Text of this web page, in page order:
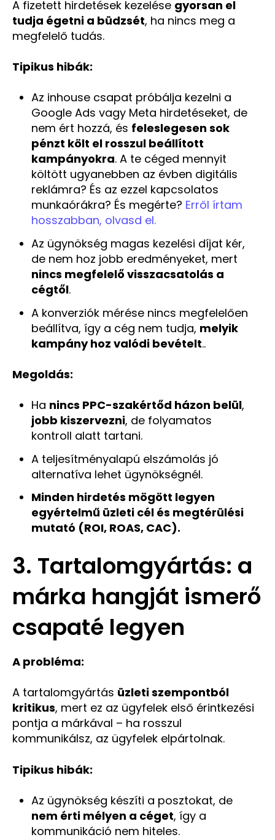
A fizetett hirdetések kezelése gyorsan el
tudja égetni a büdzsét, ha nincs meg a
megfelelő tudás.
Tipikus hibák:
Az inhouse csapat próbálja kezelni a
Google Ads vagy Meta hirdetéseket, de
nem ért hozzá, és feleslegesen sok
pénzt költ el rosszul beállított
kampányokra. A te céged mennyit
költött ugyanebben az évben digitális
reklámra? És az ezzel kapcsolatos
munkaórákra? És megérte? Erről írtam
hosszabban, olvasd el.
Az ügynökség magas kezelési díjat kér,
de nem hoz jobb eredményeket, mert
nincs megfelelő visszacsatolás a
cégtől.
A konverziók mérése nincs megfelelően
beállítva, így a cég nem tudja, melyik
kampány hoz valódi bevételt..
Megoldás:
Ha nincs PPC-szakértőd házon belül,
jobb kiszervezni, de folyamatos
kontroll alatt tartani.
A teljesítményalapú elszámolás jó
alternatíva lehet ügynökségnél.
Minden hirdetés mögött legyen
egyértelmű üzleti cél és megtérülési
mutató (ROI, ROAS, CAC).
3. Tartalomgyártás: a
márka hangját ismerő
csapaté legyen
A probléma:
A tartalomgyártás üzleti szempontból
kritikus, mert ez az ügyfelek első érintkezési
pontja a márkával – ha rosszul
kommunikálsz, az ügyfelek elpártolnak.
Tipikus hibák:
Az ügynökség készíti a posztokat, de
nem érti mélyen a céget, így a
kommunikáció nem hiteles.